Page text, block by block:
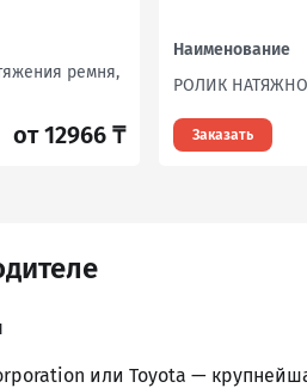
ремня,
от 12966 ₸
Наименование
РОЛИК
Заказать
или Toyota —